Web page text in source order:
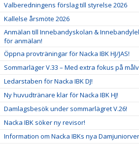
Valberedningens förslag till styrelse 2026
Kallelse årsmöte 2026
Anmälan till Innebandyskolan &
för anmälan!
Öppna provträningar för Nacka IBK HJ/JAS!
Sommarläger V.33 – Med extra fokus på
Ledarstaben för Nacka IBK DJ!
Ny huvudtränare klar för Nacka IBK HJ!
Damlagsbesök under sommarlägret V.26!
Nacka IBK söker ny revisor!
Information om Nacka IBKs nya